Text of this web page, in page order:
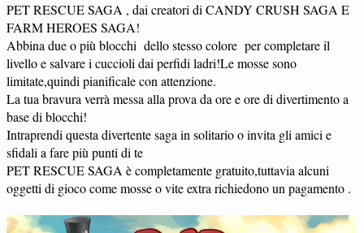
PET RESCUE SAGA , dai creatori di CANDY CRUSH SAGA E
FARM HEROES SAGA!
Abbina due o più blocchi dello stesso colore per completare il
livello e salvare i cuccioli dai perfidi ladri!Le mosse sono
limitate,quindi pianificale con attenzione.
La tua bravura verrà messa alla prova da ore e ore di divertimento a
base di blocchi!
Intraprendi questa divertente saga in solitario o invita gli amici e
sfidali a fare più punti di te
PET RESCUE SAGA è completamente gratuito,tuttavia alcuni
oggetti di gioco come mosse o vite extra richiedono un pagamento .